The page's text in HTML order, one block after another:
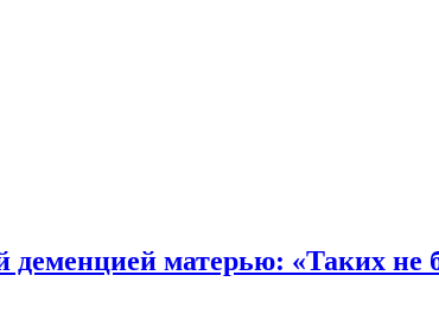
деменцией матерью: «Таких не